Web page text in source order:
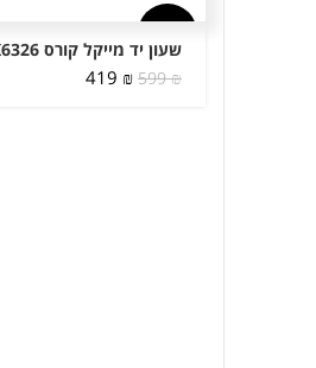
שעון יד מייקל קורס MK6326
599₪
המחיר
419 ₪
המחיר